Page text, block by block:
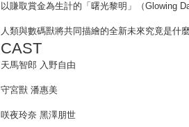
以賺取賞金為生計的「曙光黎明」（Glowing
人類與數碼獸將共同描繪的全新未來究竟是
CAST
天馬智郎 入野自由
守宮獸 潘惠美
咲夜玲奈 黑澤朋世